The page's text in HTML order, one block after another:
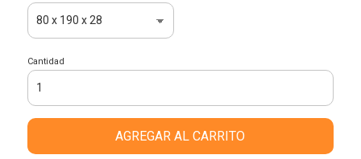
Cantidad
AGREGAR AL CARRITO